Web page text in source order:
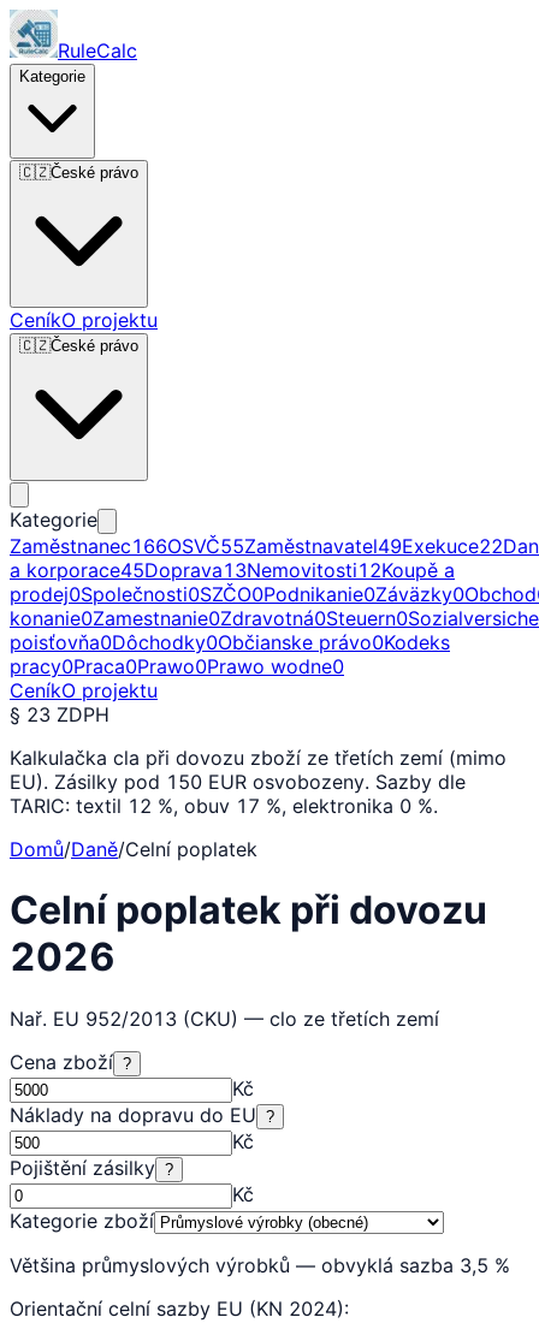
RuleCalc
Kategorie
🇨🇿České právo
CeníkO projektu
🇨🇿České právo
Kategorie
Zaměstnanec166OSVČ55Zaměstnavatel49Exekuce22
a korporace45Doprava13Nemovitosti12Koupě a
prodej0Společnosti0SZČO0Podnikanie0Záväzky0Obchod
konanie0Zamestnanie0Zdravotná0Steuern0
poisťovňa0Dôchodky0Občianske právo0Kodeks
pracy0Praca0Prawo0Prawo wodne0
CeníkO projektu
§ 23 ZDPH
Kalkulačka cla při dovozu zboží ze třetích zemí (mimo
EU). Zásilky pod 150 EUR osvobozeny. Sazby dle
TARIC: textil 12 %, obuv 17 %, elektronika 0 %.
Domů/Daně/Celní poplatek
Celní poplatek při dovozu
2026
Nař. EU 952/2013 (CKU) — clo ze třetích zemí
Cena zboží ?
Kč
Náklady na dopravu do EU ?
Kč
Pojištění zásilky ?
Kč
Kategorie zboží
Většina průmyslových výrobků — obvyklá sazba 3,5 %
Orientační celní sazby EU (KN 2024):